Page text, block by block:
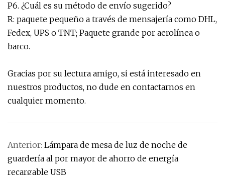
P6. ¿Cuál es su método de envío sugerido?
R: paquete pequeño a través de mensajería como DHL,
Fedex, UPS o TNT; Paquete grande por aerolínea o
barco.
Gracias por su lectura amigo, si está interesado en
nuestros productos, no dude en contactarnos en
cualquier momento.
Anterior: Lámpara de mesa de luz de noche de
guardería al por mayor de ahorro de energía
recargable USB